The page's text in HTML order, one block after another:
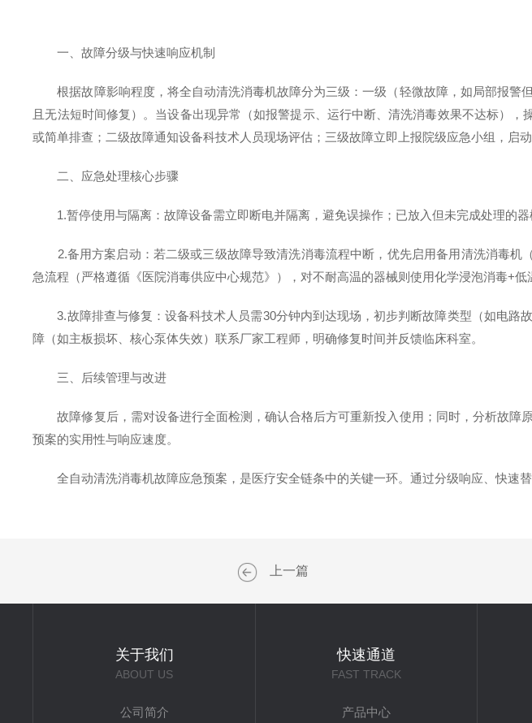
一、故障分级与快速响应机制
根据故障影响程度，将全自动清洗消毒机故障分为三级：一级（轻微故障，如局部报警
且无法短时间修复）。当设备出现异常（如报警提示、运行中断、清洗消毒效果不达标）
或简单排查；二级故障通知设备科技术人员现场评估；三级故障立即上报院级应急小组，启动
二、应急处理核心步骤
1.暂停使用与隔离：故障设备需立即断电并隔离，避免误操作；已放入但未完成处理的器
2.备用方案启动：若二级或三级故障导致清洗消毒流程中断，优先启用备用清洗消毒机
急流程（严格遵循《医院消毒供应中心规范》），对不耐高温的器械则使用化学浸泡消毒+低
3.故障排查与修复：设备科技术人员需30分钟内到达现场，初步判断故障类型（如电路
障（如主板损坏、核心泵体失效）联系厂家工程师，明确修复时间并反馈临床科室。
三、后续管理与改进
故障修复后，需对设备进行全面检测，确认合格后方可重新投入使用；同时，分析故障
预案的实用性与响应速度。
全自动清洗消毒机故障应急预案，是医疗安全链条中的关键一环。通过分级响应、快速
上一篇
关于我们
ABOUT US
公司简介
快速通道
FAST TRACK
产品中心